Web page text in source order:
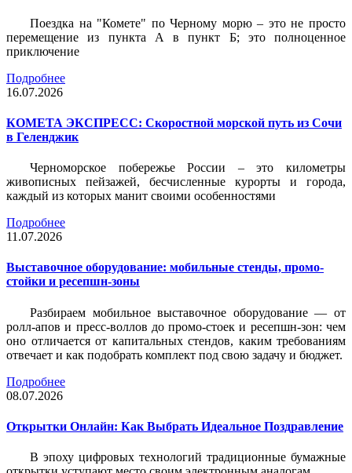
Поездка на "Комете" по Черному морю – это не просто
перемещение из пункта А в пункт Б; это полноценное
приключение
Подробнее
16.07.2026
КОМЕТА ЭКСПРЕСС: Скоростной морской путь из Сочи
в Геленджик
Черноморское побережье России – это километры
живописных пейзажей, бесчисленные курорты и города,
каждый из которых манит своими особенностями
Подробнее
11.07.2026
Выставочное оборудование: мобильные стенды, промо-
стойки и ресепшн-зоны
Разбираем мобильное выставочное оборудование — от
ролл-апов и пресс-воллов до промо-стоек и ресепшн-зон: чем
оно отличается от капитальных стендов, каким требованиям
отвечает и как подобрать комплект под свою задачу и бюджет.
Подробнее
08.07.2026
Открытки Онлайн: Как Выбрать Идеальное Поздравление
В эпоху цифровых технологий традиционные бумажные